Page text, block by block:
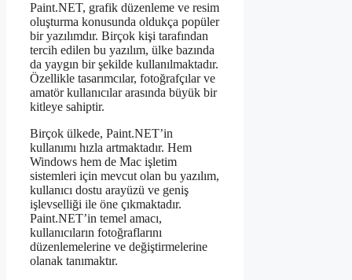
Paint.NET, grafik düzenleme ve resim
oluşturma konusunda oldukça popüler
bir yazılımdır. Birçok kişi tarafından
tercih edilen bu yazılım, ülke bazında
da yaygın bir şekilde kullanılmaktadır.
Özellikle tasarımcılar, fotoğrafçılar ve
amatör kullanıcılar arasında büyük bir
kitleye sahiptir.
Birçok ülkede, Paint.NET’in
kullanımı hızla artmaktadır. Hem
Windows hem de Mac işletim
sistemleri için mevcut olan bu yazılım,
kullanıcı dostu arayüzü ve geniş
işlevselliği ile öne çıkmaktadır.
Paint.NET’in temel amacı,
kullanıcıların fotoğraflarını
düzenlemelerine ve değiştirmelerine
olanak tanımaktır.